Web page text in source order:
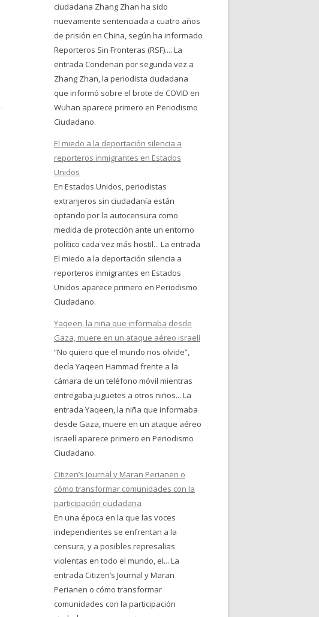
ciudadana Zhang Zhan ha sido
nuevamente sentenciada a cuatro años
de prisión en China, según ha informado
Reporteros Sin Fronteras (RSF).... La
entrada Condenan por segunda vez a
Zhang Zhan, la periodista ciudadana
que informó sobre el brote de COVID en
Wuhan aparece primero en Periodismo
Ciudadano.
El miedo a la deportación silencia a
reporteros inmigrantes en Estados
Unidos
En Estados Unidos, periodistas
extranjeros sin ciudadanía están
optando por la autocensura como
medida de protección ante un entorno
político cada vez más hostil... La entrada
El miedo a la deportación silencia a
reporteros inmigrantes en Estados
Unidos aparece primero en Periodismo
Ciudadano.
Yaqeen, la niña que informaba desde
Gaza, muere en un ataque aéreo israelí
“No quiero que el mundo nos olvide”,
decía Yaqeen Hammad frente a la
cámara de un teléfono móvil mientras
entregaba juguetes a otros niños... La
entrada Yaqeen, la niña que informaba
desde Gaza, muere en un ataque aéreo
israelí aparece primero en Periodismo
Ciudadano.
Citizen’s Journal y Maran Perianen o
cómo transformar comunidades con la
participación ciudadana
En una época en la que las voces
independientes se enfrentan a la
censura, y a posibles represalias
violentas en todo el mundo, el... La
entrada Citizen’s Journal y Maran
Perianen o cómo transformar
comunidades con la participación